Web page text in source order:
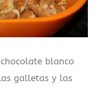
blanco
galletas y las